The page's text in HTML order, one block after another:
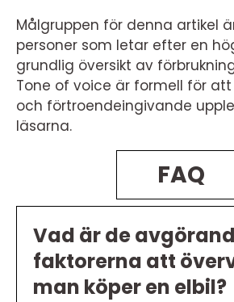
Målgruppen för denna artikel
personer som letar efter en
grundlig översikt av
Tone of voice är formell för att
och förtroendeingivande
läsarna.
FAQ
Vad är de
faktorerna att
man köper en elbil?